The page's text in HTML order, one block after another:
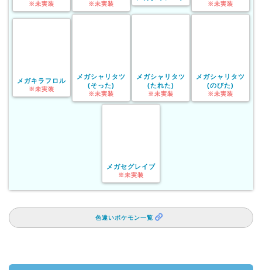
※未実装 ※未実装 ※未実装
メガキラフロル
※未実装
メガシャリタツ
(そった)
※未実装
メガシャリタツ
(たれた)
※未実装
メガシャリタツ
(のびた)
※未実装
メガセグレイブ
※未実装
色違いポケモン一覧